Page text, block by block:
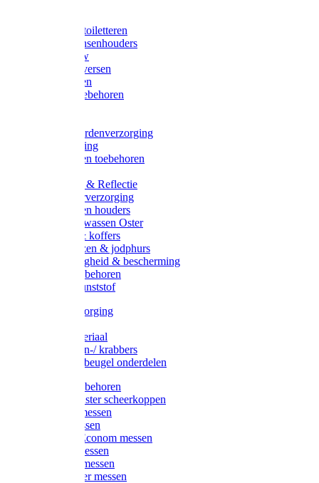
Poetsen & toiletteren
Zadel-/Trensenhouders
Halstertouw
Halsters diversen
Hoofdstellen
Zadel & toebehoren
Rapide paardenverzorging
Ruiter kleding
Hoofdstellen toebehoren
Verlichting & Reflectie
Rapide leerverzorging
Likstenen en houders
Poetsen & wassen Oster
Poetssets & koffers
Ruiter laarzen & jodphurs
Ruiter veiligheid & bescherming
Ruiter - toebehoren
Voerbak kunststof
Klauwverzorging
Injectiemateriaal
Hoefmessen-/ krabbers
Hoefbekapbeugel onderdelen
Messen toebehoren
Moser & Oster scheerkoppen
Hauptner messen
Liscop messen
Aesculap/Econom messen
Heiniger messen
Constanta messen
FarmClipper messen